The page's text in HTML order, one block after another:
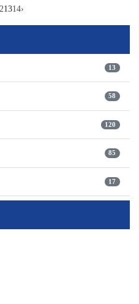
1314›
13
58
120
85
17